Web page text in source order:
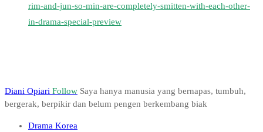
rim-and-jun-so-min-are-completely-smitten-with-each-other-
in-drama-special-preview
Diani Opiari Follow Saya hanya manusia yang bernapas, tumbuh,
bergerak, berpikir dan belum pengen berkembang biak
Drama Korea